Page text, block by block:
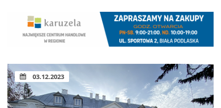
03.12.2023